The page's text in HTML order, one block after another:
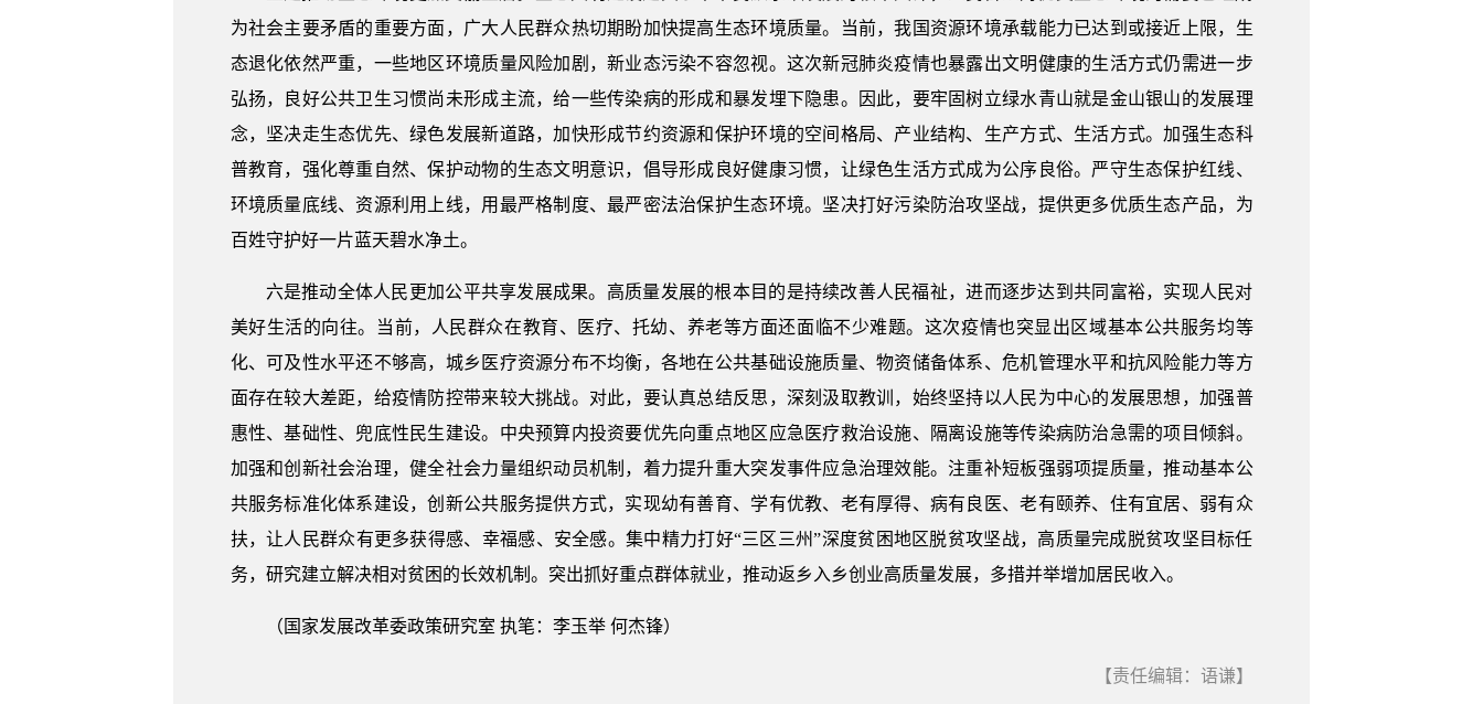
为社会主要矛盾的重要方面，广大人民群众热切期盼加快提高生态环境质量。当前，我国资源环境承载能力已达到或接近上限，生
态退化依然严重，一些地区环境质量风险加剧，新业态污染不容忽视。这次新冠肺炎疫情也暴露出文明健康的生活方式仍需进一步
弘扬，良好公共卫生习惯尚未形成主流，给一些传染病的形成和暴发埋下隐患。因此，要牢固树立绿水青山就是金山银山的发展理
念，坚决走生态优先、绿色发展新道路，加快形成节约资源和保护环境的空间格局、产业结构、生产方式、生活方式。加强生态科
普教育，强化尊重自然、保护动物的生态文明意识，倡导形成良好健康习惯，让绿色生活方式成为公序良俗。严守生态保护红线、
环境质量底线、资源利用上线，用最严格制度、最严密法治保护生态环境。坚决打好污染防治攻坚战，提供更多优质生态产品，为
百姓守护好一片蓝天碧水净土。
六是推动全体人民更加公平共享发展成果。高质量发展的根本目的是持续改善人民福祉，进而逐步达到共同富裕，实现人民对
美好生活的向往。当前，人民群众在教育、医疗、托幼、养老等方面还面临不少难题。这次疫情也突显出区域基本公共服务均等
化、可及性水平还不够高，城乡医疗资源分布不均衡，各地在公共基础设施质量、物资储备体系、危机管理水平和抗风险能力等方
面存在较大差距，给疫情防控带来较大挑战。对此，要认真总结反思，深刻汲取教训，始终坚持以人民为中心的发展思想，加强普
惠性、基础性、兜底性民生建设。中央预算内投资要优先向重点地区应急医疗救治设施、隔离设施等传染病防治急需的项目倾斜。
加强和创新社会治理，健全社会力量组织动员机制，着力提升重大突发事件应急治理效能。注重补短板强弱项提质量，推动基本公
共服务标准化体系建设，创新公共服务提供方式，实现幼有善育、学有优教、老有厚得、病有良医、老有颐养、住有宜居、弱有众
扶，让人民群众有更多获得感、幸福感、安全感。集中精力打好“三区三州”深度贫困地区脱贫攻坚战，高质量完成脱贫攻坚目标任
务，研究建立解决相对贫困的长效机制。突出抓好重点群体就业，推动返乡入乡创业高质量发展，多措并举增加居民收入。
（国家发展改革委政策研究室 执笔：李玉举 何杰锋）
【责任编辑：语谦】